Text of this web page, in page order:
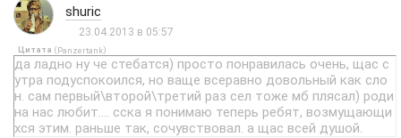
shuric
23.04.2013 в 05:57
Цитата (Panzertank)
да ладно ну че стебатся) просто понравилась очень, щас с
утра подуспокоился, но ваще всеравно довольный как сло
н. сам первый\второй\третий раз сел тоже мб плясал) роди
на нас любит.... сска я понимаю теперь ребят, возмущающи
хся этим. раньше так, сочувствовал. а щас всей душой.